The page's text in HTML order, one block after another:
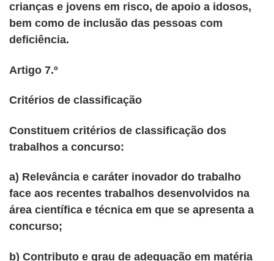
crianças e jovens em risco, de apoio a idosos,
bem como de inclusão das pessoas com
deficiência.
Artigo 7.º
Critérios de classificação
Constituem critérios de classificação dos
trabalhos a concurso:
a) Relevância e caráter inovador do trabalho
face aos recentes trabalhos desenvolvidos na
área científica e técnica em que se apresenta a
concurso;
b) Contributo e grau de adequação em matéria